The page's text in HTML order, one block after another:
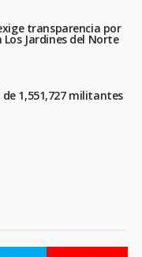
transparencia por
Jardines del Norte
1,551,727 militantes